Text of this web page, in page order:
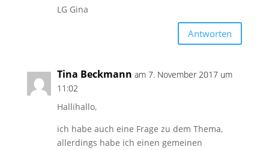
LG Gina
Antworten
Tina Beckmann am 7. November 2017 um
11:02
Hallihallo,
ich habe auch eine Frage zu dem Thema,
allerdings habe ich einen gemeinen